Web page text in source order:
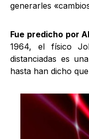
generarles
Fue predicho por
1964, el físico
distanciadas es una
hasta han dicho